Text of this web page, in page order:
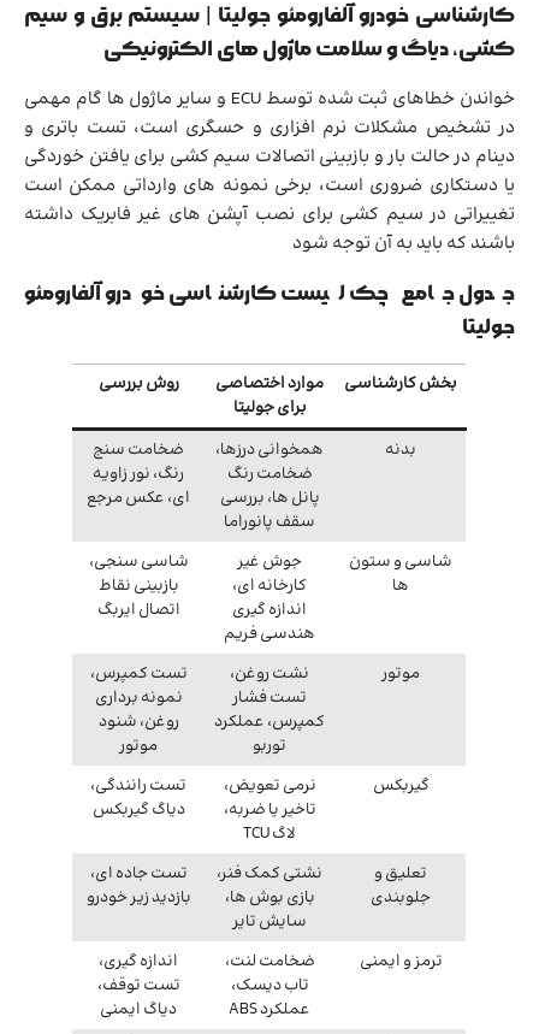
کارشناسی خودرو آلفارومئو جولیتا | سیستم برق و سیم
کشی، دیاگ و سلامت ماژول های الکترونیکی
خواندن خطاهای ثبت شده توسط ECU و سایر ماژول ها گام مهمی
در تشخیص مشکلات نرم افزاری و حسگری است، تست باتری و
دینام در حالت بار و بازبینی اتصالات سیم کشی برای یافتن خوردگی
یا دستکاری ضروری است، برخی نمونه های وارداتی ممکن است
تغییراتی در سیم کشی برای نصب آپشن های غیر فابریک داشته
باشند که باید به آن توجه شود
جدول جامع چک لیست کارشناسی خودرو آلفارومئو
جولیتا
بخش کارشناسی
موارد اختصاصی
برای جولیتا
روش بررسی
بدنه
همخوانی درزها،
ضخامت رنگ
پانل ها، بررسی
سقف پانوراما
ضخامت سنج
رنگ، نور زاویه
ای، عکس مرجع
شاسی و ستون
ها
جوش غیر
کارخانه ای،
اندازه گیری
هندسی فریم
شاسی سنجی،
بازبینی نقاط
اتصال ایربگ
موتور
نشت روغن،
تست فشار
کمپرس، عملکرد
توربو
تست کمپرس،
نمونه برداری
روغن، شنود
موتور
گیربکس
نرمی تعویض،
تاخیر یا ضربه،
لاگ TCU
تست رانندگی،
دیاگ گیربکس
تعلیق و
جلوبندی
نشتی کمک فنر،
بازی بوش ها،
سایش تایر
تست جاده ای،
بازدید زیر خودرو
ترمز و ایمنی
ضخامت لنت،
تاب دیسک،
عملکرد ABS
اندازه گیری،
تست توقف،
دیاگ ایمنی